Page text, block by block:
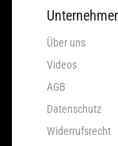
Über uns
Videos
AGB
Datenschutz
Widerrufsrecht